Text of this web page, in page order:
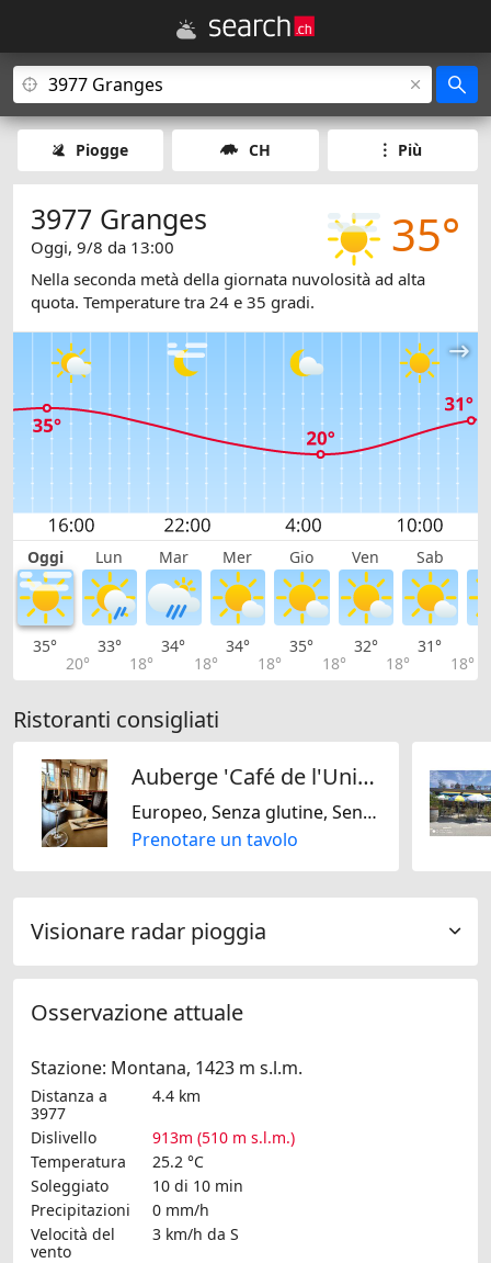
Piogge CH Più
35°
3977 Granges
Oggi, 9/8 da 13:00
Nella seconda metà della giornata nuvolosità ad alta
quota. Temperature tra 24 e 35 gradi.
Oggi Lun Mar Mer Gio Ven Sab
35°
20°
33°
18°
34°
18°
34°
18°
35°
18°
32°
18°
31°
18°
Ristoranti consigliati
Auberge 'Café de l'Union'
Europeo, Senza glutine, Senza lattosio, Stagionale, Francese, Regionale, Svizzera
Prenotare un tavolo
Visionare radar pioggia
Osservazione attuale
Stazione: Montana, 1423 m s.l.m.
Distanza a
3977
4.4 km
Dislivello
913m (510 m s.l.m.)
Temperatura
25.2 °C
Soleggiato
10 di 10 min
Precipitazioni
0 mm/h
Velocità del
vento
3 km/h da S